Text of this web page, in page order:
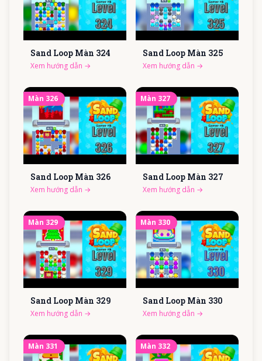
Sand Loop Màn 324
Xem hướng dẫn →
Sand Loop Màn 325
Xem hướng dẫn →
Màn 326
Sand Loop Màn 326
Xem hướng dẫn →
Màn 327
Sand Loop Màn 327
Xem hướng dẫn →
Màn 329
Sand Loop Màn 329
Xem hướng dẫn →
Màn 330
Sand Loop Màn 330
Xem hướng dẫn →
Màn 331 Màn 332